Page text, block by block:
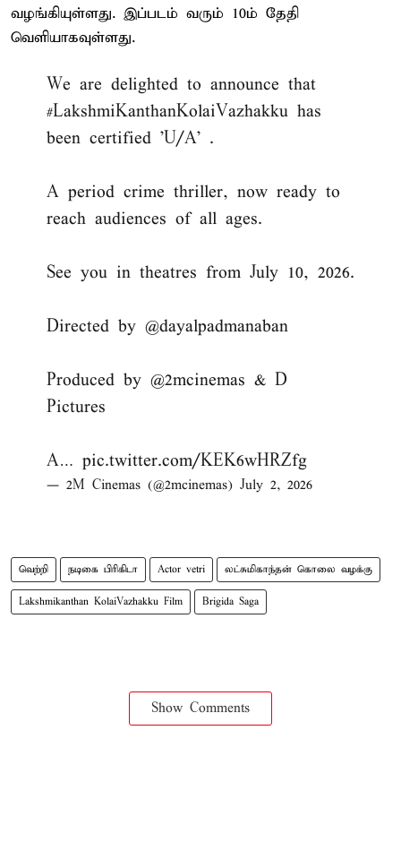
வழங்கியுள்ளது. இப்படம் வரும் 10ம் தேதி
வெளியாகவுள்ளது.
We are delighted to announce that
#LakshmiKanthanKolaiVazhakku has
been certified 'U/A' .
A period crime thriller, now ready to
reach audiences of all ages.
See you in theatres from July 10, 2026.
Directed by @dayalpadmanaban
Produced by @2mcinemas & D
Pictures
A… pic.twitter.com/KEK6wHRZfg
— 2M Cinemas (@2mcinemas) July 2, 2026
வெற்றி நடிகை பிரிகிடா Actor vetri லட்சுமிகாந்தன் கொலை வழக்கு
Lakshmikanthan KolaiVazhakku Film Brigida Saga
Show Comments